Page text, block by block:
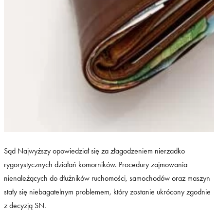
Sąd Najwyższy opowiedział się za złagodzeniem nierzadko
rygorystycznych działań komorników. Procedury zajmowania
nienależących do dłużników ruchomości, samochodów oraz maszyn
stały się niebagatelnym problemem, który zostanie ukrócony zgodnie
z decyzją SN.